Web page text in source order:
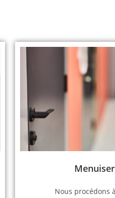
Nous procédons